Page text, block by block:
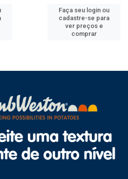
Faça seu login ou
cadastre-se para
ver preços e
comprar